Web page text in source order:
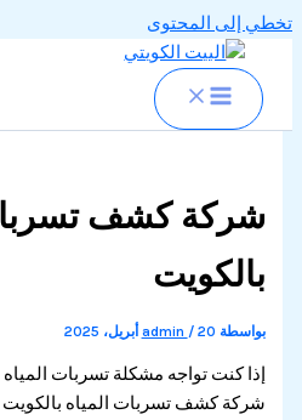
تخطي إلى المحتوى
شركة كشف
بالكويت
بواسطة admin / 20 أبريل، 2025
إذا كنت تواجه مشكلة تسربات
شركة كشف تسربات المياه بالكويت